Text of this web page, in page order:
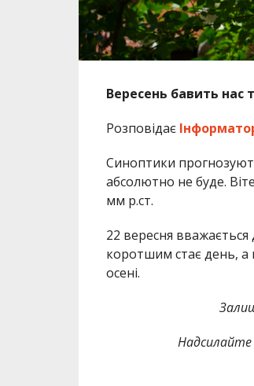
Вересень бавить
Розповідає
Синоптики
абсолютно не буде.
мм р.ст.
22 вересня вважається
коротшим стає день,
осені.
Надсилайте